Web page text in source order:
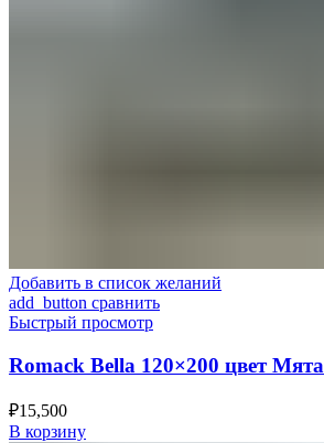
Добавить в список желаний
add_button сравнить
Быстрый просмотр
Romack Bella 120×200 цвет Мята
₽15,500
В корзину